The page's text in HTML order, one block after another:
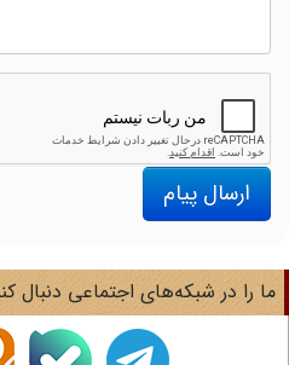
ارسال پیام
را در شبکه‌های اجتماعی دنبال کنید